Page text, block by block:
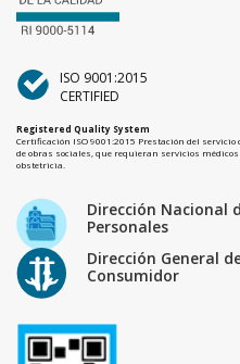
ISO 9001:2015
CERTIFIED
Registered Quality System
Certificación ISO 9001:2015 Prestación del
de obras sociales, que requieran servicios
obstetricia.
Dirección Nacional
Personales
Dirección General
Consumidor